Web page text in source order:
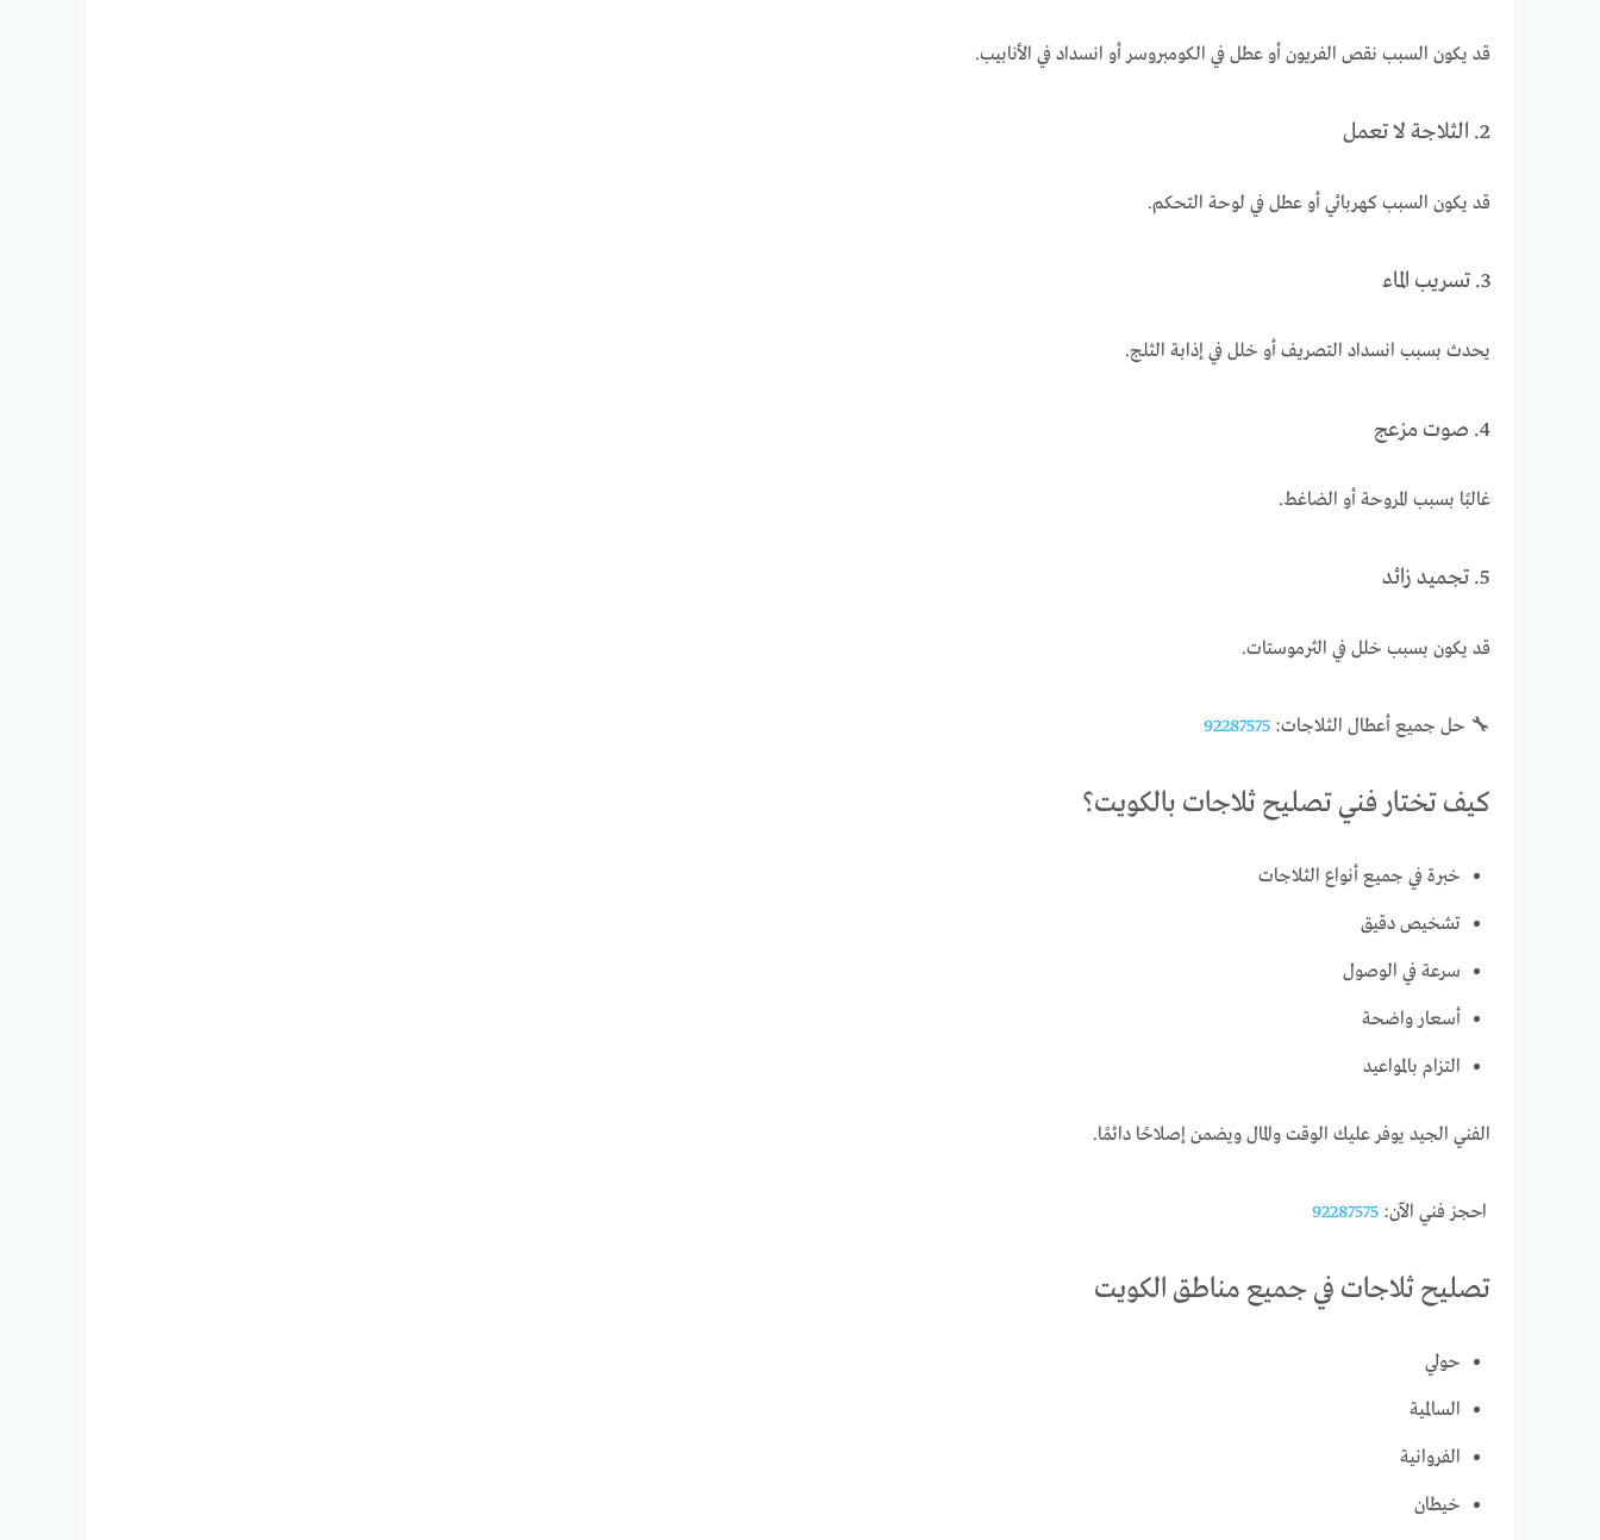
قد يكون السبب نقص الفريون أو عطل في الكومبروسر أو انسداد في الأنابيب.
2. الثلاجة لا تعمل
قد يكون السبب كهربائي أو عطل في لوحة التحكم.
3. تسريب الماء
يحدث بسبب انسداد التصريف أو خلل في إذابة الثلج.
4. صوت مزعج
غالبًا بسبب المروحة أو الضاغط.
5. تجميد زائد
قد يكون بسبب خلل في الثرموستات.
🔧 حل جميع أعطال الثلاجات: 92287575
كيف تختار فني تصليح ثلاجات بالكويت؟
خبرة في جميع أنواع الثلاجات
تشخيص دقيق
سرعة في الوصول
أسعار واضحة
التزام بالمواعيد
الفني الجيد يوفر عليك الوقت والمال ويضمن إصلاحًا دائمًا.
احجز فني الآن: 92287575
تصليح ثلاجات في جميع مناطق الكويت
حولي
السالمية
الفروانية
خيطان